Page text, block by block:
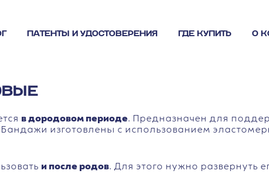
ПАТЕНТЫ И УДОСТОВЕРЕНИЯ ГДЕ КУПИТЬ О
в дородовом периоде. Предназначен для
изготовлены с использованием
и после родов. Для этого нужно развернуть